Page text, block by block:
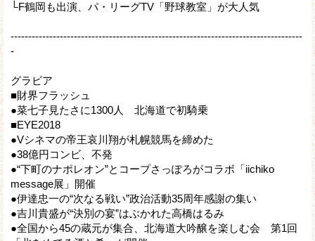
└F鶴岡も出演、パ・リーグTV「野球教室」が大人気
-----------------------------------------------------------------------------------
-
グラビア
■財界フラッシュ
●菜七子見たさに1300人 北海道で初騎乗
■EYE2018
●Vシネマの帝王哀川翔が札幌競馬を締めた
●38億円コンビ、不発
●“下町のナポレオン”とコープさっぽろがコラボ「iichiko
message展」開催
●伊達忠一の“次なる戦い”政治活動35周年感謝の集い
●吉川貴盛が“決別の宴”はぶかれた高橋はるみ
●全国から45の蔵元が集合、北海道大吟醸を楽しむ会 第1回